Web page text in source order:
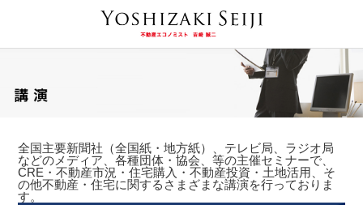
全国主要新聞社（全国紙・地方紙）、テレビ局、ラジオ局
などのメディア、各種団体・協会、等の主催セミナーで、
CRE・不動産市況・住宅購入・不動産投資・土地活用、そ
の他不動産・住宅に関するさまざまな講演を行っておりま
す。